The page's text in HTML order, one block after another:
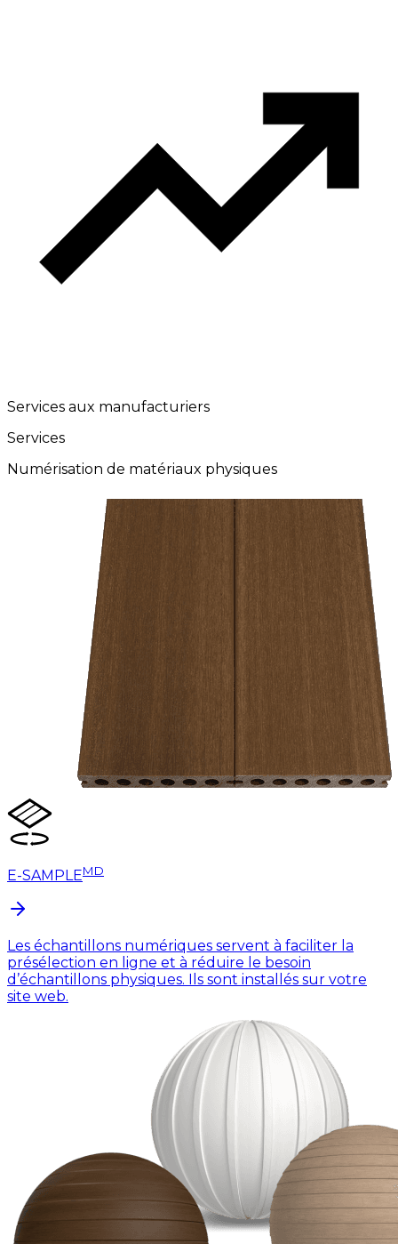
Services aux manufacturiers
Services
Numérisation de matériaux physiques
E-SAMPLEMD
Les échantillons numériques servent à faciliter la
présélection en ligne et à réduire le besoin
d’échantillons physiques. Ils sont installés sur votre
site web.